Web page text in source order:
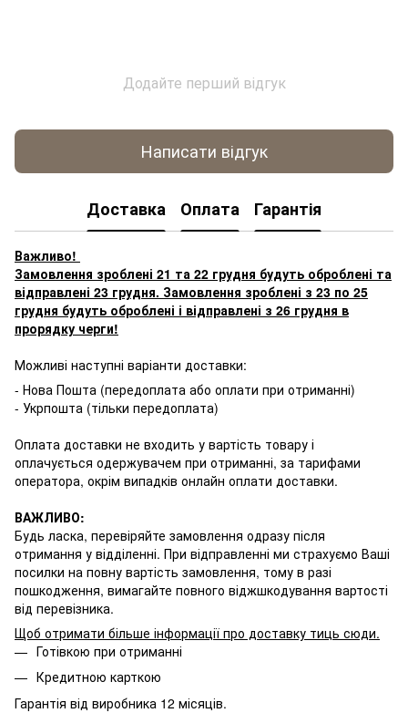
Додайте перший відгук
Написати відгук
Доставка Оплата Гарантія
Важливо!
Замовлення зроблені 21 та 22 грудня будуть оброблені та
відправлені 23 грудня. Замовлення зроблені з 23 по 25
грудня будуть оброблені і відправлені з 26 грудня в
прорядку черги!
Можливі наступні варіанти доставки:
- Нова Пошта (передоплата або оплати при отриманні)
- Укрпошта (тільки передоплата)
Оплата доставки не входить у вартість товару і
оплачується одержувачем при отриманні, за тарифами
оператора, окрім випадків онлайн оплати доставки.
ВАЖЛИВО:
Будь ласка, перевіряйте замовлення одразу після
отримання у відділенні. При відправленні ми страхуємо Ваші
посилки на повну вартість замовлення, тому в разі
пошкодження, вимагайте повного віджшкодування вартості
від перевізника.
Щоб отримати більше інформації про доставку тиць сюди.
Готівкою при отриманні
Кредитною карткою
Гарантія від виробника 12 місяців.